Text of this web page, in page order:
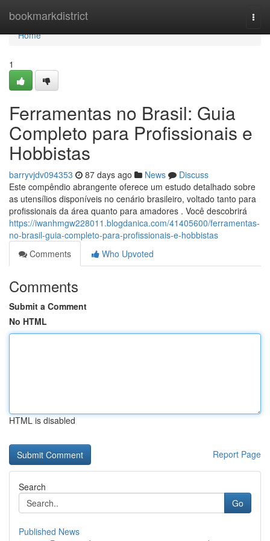
bookmarkdistrict
Home
Home
1
Ferramentas no Brasil: Guia
Completo para Profissionais e
Hobbistas
barryvjdv094353 87 days ago News
Discuss
Este compêndio abrangente oferece um estudo detalhado sobre
as utensílios disponíveis no cenário brasileiro, voltado tanto para
profissionais da área quanto para amadores . Você descobrirá
https://iwanhmgw228011.blogdanica.com/41405600/ferramentas-
no-brasil-guia-completo-para-profissionais-e-hobbistas
Comments
Who Upvoted
Comments
Submit a Comment
No HTML
HTML is disabled
Report Page
Search
Go
Published News